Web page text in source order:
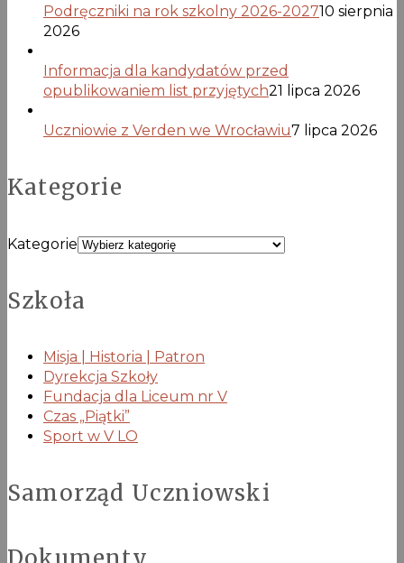
Podręczniki na rok szkolny 2026-202710 sierpnia
2026
Informacja dla kandydatów przed
opublikowaniem list przyjętych21 lipca 2026
Uczniowie z Verden we Wrocławiu7 lipca 2026
Kategorie
Kategorie
Szkoła
Misja | Historia | Patron
Dyrekcja Szkoły
Fundacja dla Liceum nr V
Czas „Piątki”
Sport w V LO
Samorząd Uczniowski